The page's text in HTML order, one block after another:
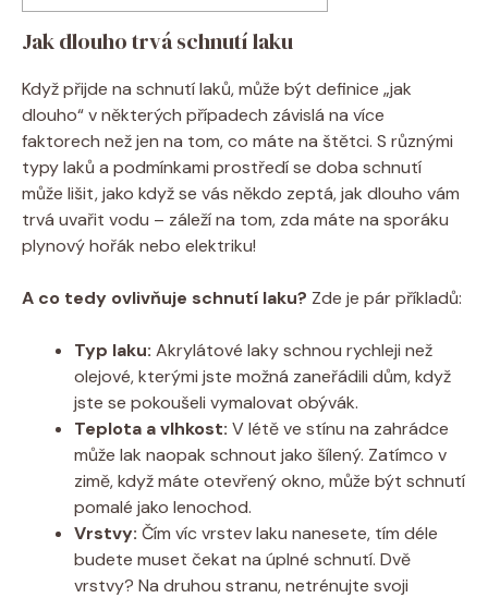
Jak dlouho trvá schnutí laku
Když přijde na schnutí laků, může být definice „jak
dlouho“ v některých případech závislá na více
faktorech než jen na tom, co máte na štětci. S různými
typy laků a podmínkami prostředí se doba schnutí
může lišit, jako když se vás někdo zeptá, jak dlouho vám
trvá uvařit vodu – záleží na tom, zda máte na sporáku
plynový hořák nebo elektriku!
A co tedy ovlivňuje schnutí laku? Zde je pár příkladů:
Typ laku: Akrylátové laky schnou rychleji než
olejové, kterými jste možná zaneřádili dům, když
jste se pokoušeli vymalovat obývák.
Teplota a vlhkost: V létě ve stínu na zahrádce
může lak naopak schnout jako šílený. Zatímco v
zimě, když máte otevřený okno, může být schnutí
pomalé jako lenochod.
Vrstvy: Čím víc vrstev laku nanesete, tím déle
budete muset čekat na úplné schnutí. Dvě
vrstvy? Na druhou stranu, netrénujte svoji